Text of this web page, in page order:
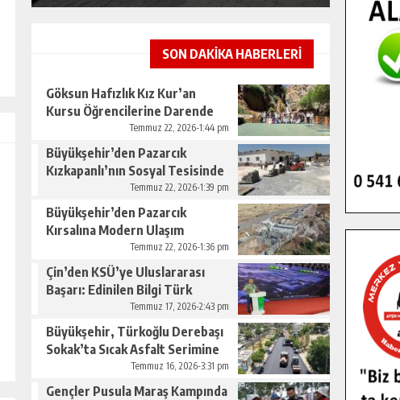
SON DAKİKA HABERLERİ
Göksun Hafızlık Kız Kur’an
Kursu Öğrencilerine Darende
Temmuz 22, 2026-1:44 pm
Büyükşehir’den Pazarcık
Kızkapanlı’nın Sosyal Tesisinde
Çevre Düzenlemesi.Temmuz 22, 2026-1:39 pm
Büyükşehir’den Pazarcık
Kırsalına Modern Ulaşım
Temmuz 22, 2026-1:36 pm
Çin’den KSÜ’ye Uluslararası
Başarı: Edinilen Bilgi Türk
Tarımına Katkı Sağlayacak.
Temmuz 17, 2026-2:43 pm
Büyükşehir, Türkoğlu Derebaşı
Sokak’ta Sıcak Asfalt Serimine
Temmuz 16, 2026-3:31 pm
Gençler Pusula Maraş Kampında